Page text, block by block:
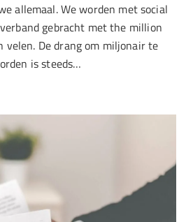
allemaal. We worden met social
gebracht met the million
velen. De drang om miljonair te
is steeds…